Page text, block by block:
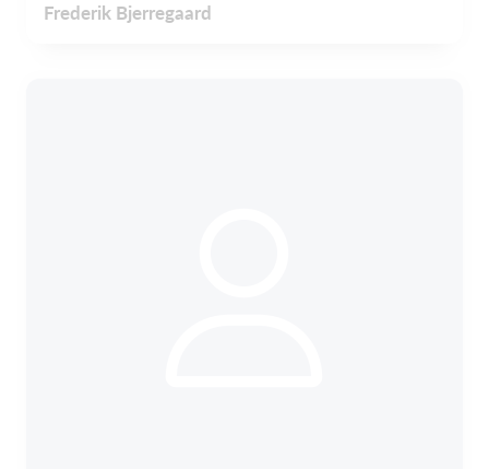
Frederik Bjerregaard